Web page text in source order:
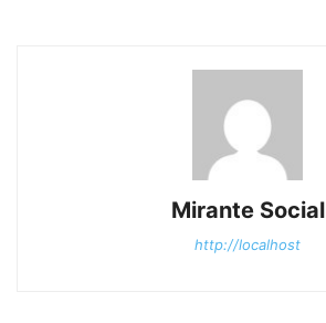
Mirante Social
http://localhost